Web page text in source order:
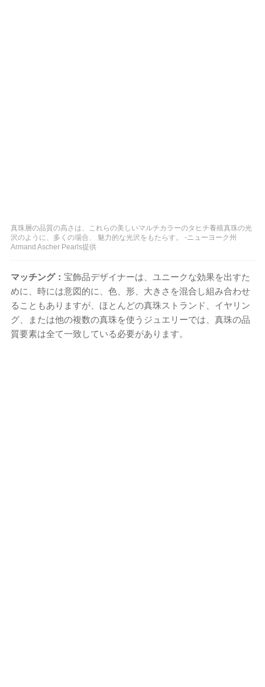
真珠層の品質の高さは、これらの美しいマルチカラーのタヒチ養殖真珠の光
沢のように、多くの場合、 魅力的な光沢をもたらす。 -ニューヨーク州
Armand Ascher Pearls提供
マッチング： 宝飾品デザイナーは、ユニークな効果を出すた
めに、時には意図的に、色、形、大きさを混合し組み合わせ
ることもありますが、ほとんどの真珠ストランド、イヤリン
グ、または他の複数の真珠を使うジュエリーでは、真珠の品
質要素は全て一致している必要があります。